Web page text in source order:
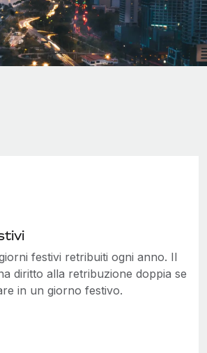
festivi retribuiti ogni anno. Il
diritto alla retribuzione doppia se
in un giorno festivo.